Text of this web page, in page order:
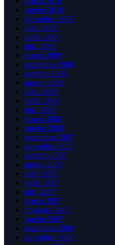
janeiro 2010
novembro 2009
julho 2009
junho 2009
abril 2009
março 2009
dezembro 2008
outubro 2008
agosto 2008
julho 2008
junho 2008
abril 2008
março 2008
janeiro 2008
dezembro 2007
novembro 2007
outubro 2007
agosto 2007
julho 2007
junho 2007
abril 2007
março 2007
fevereiro 2007
janeiro 2007
dezembro 2006
novembro 2006